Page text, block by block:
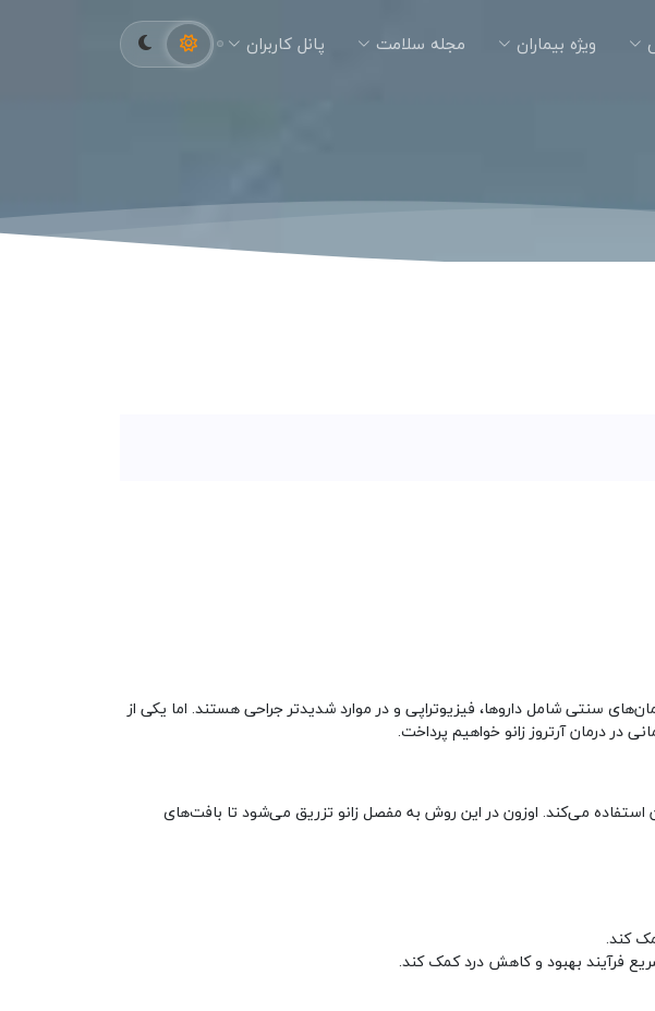
ویژه بیماران مجله سلامت پانل کاربران
سنتی شامل داروها، فیزیوتراپی و در موارد شدیدتر جراحی هستند. اما یکی از
در درمان آرتروز زانو خواهیم پرداخت.
می‌کند. اوزون در این روش به مفصل زانو تزریق می‌شود تا بافت‌های
کند.
فرآیند بهبود و کاهش درد کمک کند.